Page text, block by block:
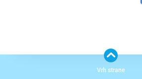
Vrh strane